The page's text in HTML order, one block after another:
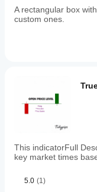
A rectangular box
custom ones.
This indicatorFull
key market times
5.0 (1)